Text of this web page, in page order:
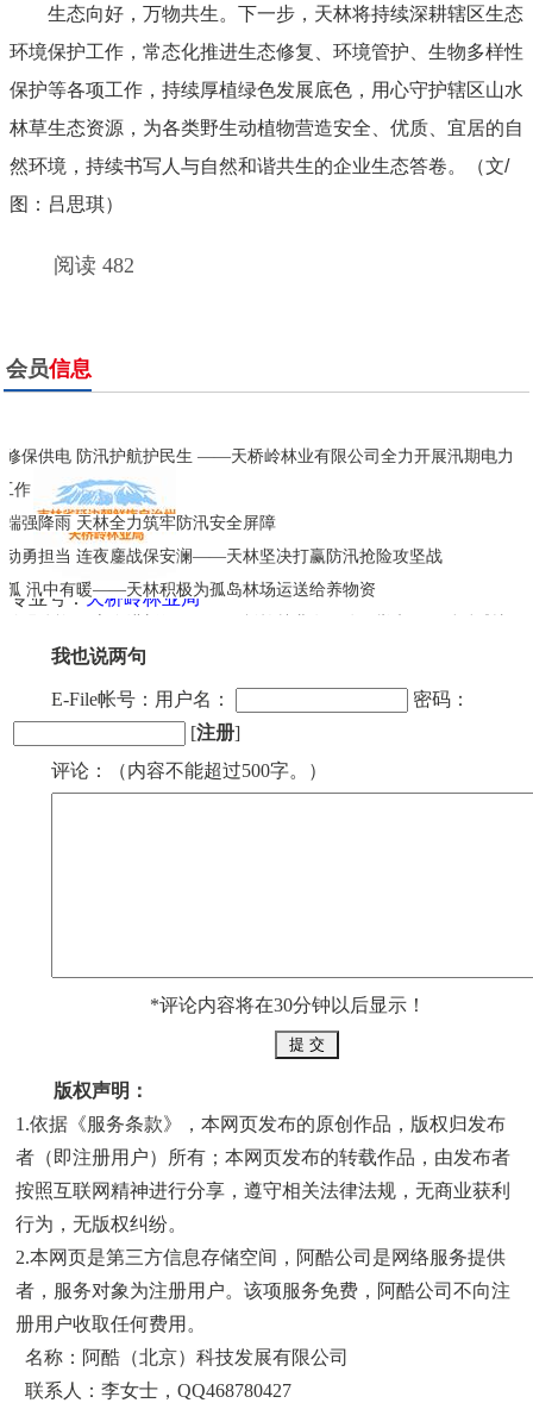
生态向好，万物共生。下一步，天林将持续深耕辖区生态
环境保护工作，常态化推进生态修复、环境管护、生物多样性
保护等各项工作，持续厚植绿色发展底色，用心守护辖区山水
林草生态资源，为各类野生动植物营造安全、优质、宜居的自
然环境，持续书写人与自然和谐共生的企业生态答卷。（文/
图：吕思琪）
阅读 482
会员信息
专业号：天桥岭林业局
修保供电 防汛护航护民生 ——天桥岭林业有限公司全力开展汛期电力
作
端强降雨 天林全力筑牢防汛安全屏障
动勇担当 连夜鏖战保安澜——天林坚决打赢防汛抢险攻坚战
孤 汛中有暖——天林积极为孤岛林场运送给养物资
我也说两句
E-File帐号：用户名：
密码：
[注册]
评论：（内容不能超过500字。）
*评论内容将在30分钟以后显示！
版权声明：
1.依据《服务条款》，本网页发布的原创作品，版权归发布
者（即注册用户）所有；本网页发布的转载作品，由发布者
按照互联网精神进行分享，遵守相关法律法规，无商业获利
行为，无版权纠纷。
2.本网页是第三方信息存储空间，阿酷公司是网络服务提供
者，服务对象为注册用户。该项服务免费，阿酷公司不向注
册用户收取任何费用。
名称：阿酷（北京）科技发展有限公司
联系人：李女士，QQ468780427